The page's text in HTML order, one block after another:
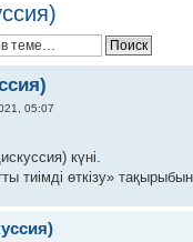
05:07
күні.
тиімді өткізу»